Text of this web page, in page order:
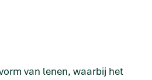
van lenen, waarbij het